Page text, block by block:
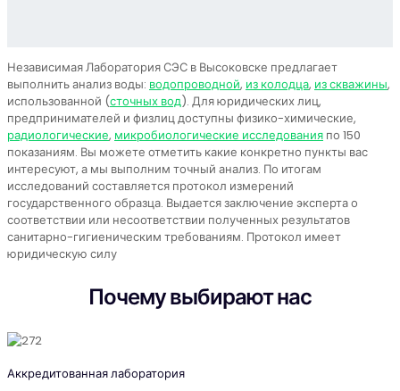
Независимая Лаборатория СЭС в Высоковске предлагает
выполнить анализ воды: водопроводной, из колодца, из скважины,
использованной (сточных вод). Для юридических лиц,
предпринимателей и физлиц доступны физико-химические,
радиологические, микробиологические исследования по 150
показаниям. Вы можете отметить какие конкретно пункты вас
интересуют, а мы выполним точный анализ. По итогам
исследований составляется протокол измерений
государственного образца. Выдается заключение эксперта о
соответствии или несоответствии полученных результатов
санитарно-гигиеническим требованиям. Протокол имеет
юридическую силу
Почему выбирают нас
Аккредитованная лаборатория